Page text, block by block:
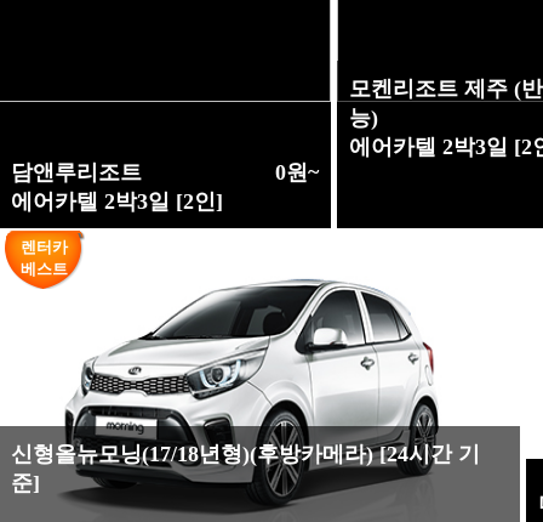
담앤루리조트
에어카텔 2박3일 [2인]
0원~
모켄리조트 제주 (
능)
에어카텔 2박3일 [2
렌터카
베스트
신형올뉴모닝(17/18년형)(후방카메라) [24시간 기
준]